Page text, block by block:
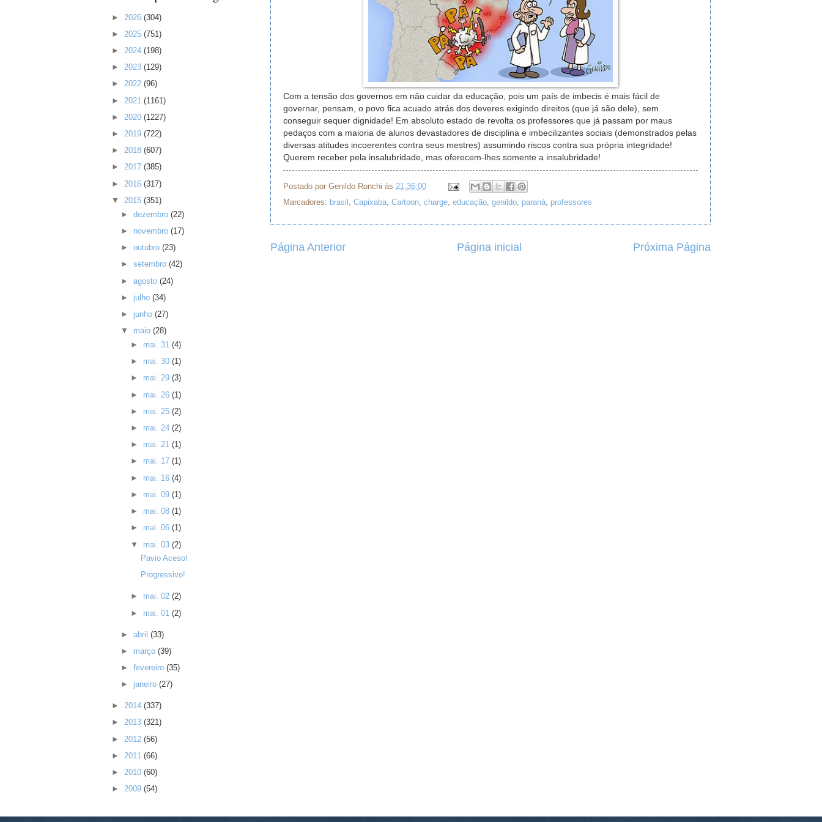
Com a tensão dos governos em não cuidar da educação, pois um país de imbecis é mais fácil de
governar, pensam, o povo fica acuado atrás dos deveres exigindo direitos (que já são dele), sem
conseguir sequer dignidade! Em absoluto estado de revolta os professores que já passam por maus
pedaços com a maioria de alunos devastadores de disciplina e imbecilizantes sociais (demonstrados pelas
diversas atitudes incoerentes contra seus mestres) assumindo riscos contra sua própria integridade!
Querem receber pela insalubridade, mas oferecem-lhes somente a insalubridade!
Postado por Genildo Ronchi às 21:36:00
Marcadores: brasil , Capixaba, Cartoon, charge, educação, genildo, paraná, professores
Página Anterior Próxima Página
Página inicial
► 2026 (304)
► 2025 (751)
► 2024 (198)
► 2023 (129)
► 2022 (96)
► 2021 (1161)
► 2020 (1227)
► 2019 (722)
► 2018 (607)
► 2017 (385)
► 2016 (317)
▼ 2015 (351)
►dezembro(22)
► novembro(17)
►outubro(23)
►setembro(42)
►agosto(24)
► julho(34)
► junho(27)
▼ maio(28)
► mai. 31 (4)
► mai. 30 (1)
► mai. 29 (3)
► mai. 26 (1)
► mai. 25 (2)
► mai. 24 (2)
► mai. 21 (1)
► mai. 17 (1)
► mai. 16 (4)
► mai. 09 (1)
► mai. 08 (1)
► mai. 06 (1)
▼ mai. 03 (2)
Pavio Aceso!
Progressivo!
► mai. 02 (2)
► mai. 01 (2)
►abril(33)
► março(39)
►fevereiro(35)
► janeiro(27)
► 2014 (337)
► 2013 (321)
► 2012 (56)
► 2011 (66)
► 2010 (60)
► 2009 (54)